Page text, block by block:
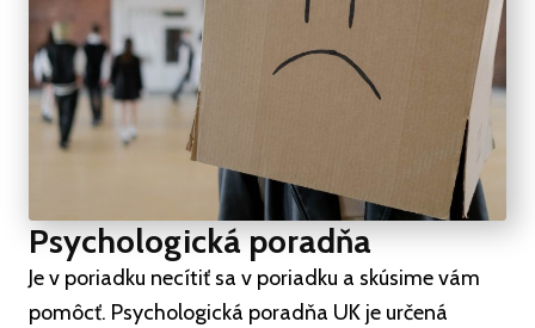
Psychologická poradňa
Je v poriadku necítiť sa v poriadku a skúsime vám
pomôcť. Psychologická poradňa UK je určená